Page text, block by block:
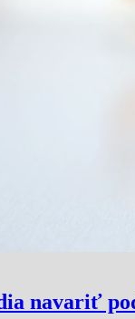
navariť